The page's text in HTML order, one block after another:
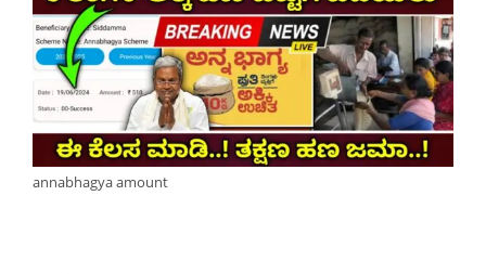
annabhagya amount